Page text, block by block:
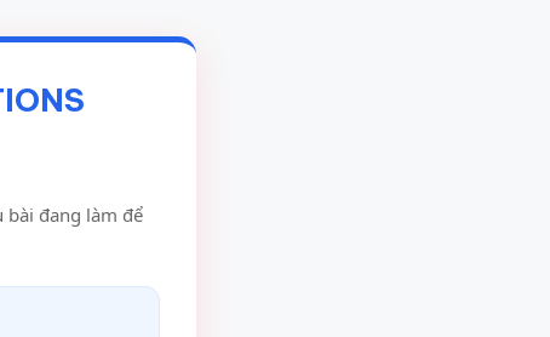
bài đang làm để